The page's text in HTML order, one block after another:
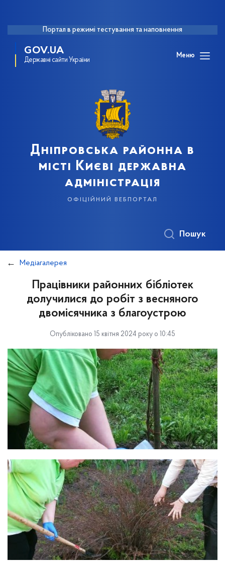
Портал в режимі тестування та наповнення
GOV.UA
Державні сайти України
Меню
Дніпровська районна в
місті Києві державна
адміністрація
офіційний вебпортал
Пошук
Медіагалерея
Працівники районних бібліотек
долучилися до робіт з весняного
двомісячника з благоустрою
Опубліковано 15 квітня 2024 року о 10:45